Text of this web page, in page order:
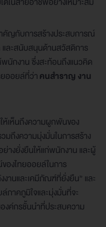
ญกับการสร้างประสบการณ์
ละสนับสนุนด้านสวัสดิการ
นักงาน ซึ่งสะท้อนถึงแนวคิด
ออยล์ที่ว่าคนสำราญ งาน
เห็นถึงความผูกพันของ
ถึงความมุ่งมั่นในการสร้าง
างยั่งยืนให้แก่พนักงาน และผู้
องไทยออยล์ในการ
านและเคมีภัณฑ์ที่ยั่งยืน” และ
ภาคภูมิใจและมุ่งมั่นที่จะ
งค์กรชั้นนำที่ประสบความ